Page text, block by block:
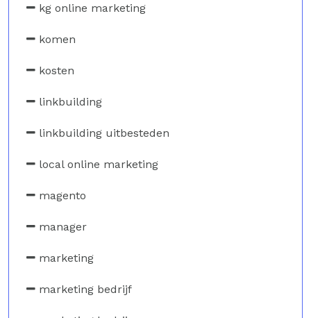
kg online marketing
komen
kosten
linkbuilding
linkbuilding uitbesteden
local online marketing
magento
manager
marketing
marketing bedrijf